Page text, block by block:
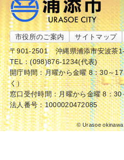
市役所のご案内 サイトマップ
〒901-2501
沖縄県浦添市安波茶
TEL：(098)876-1234(代表)
開庁時間：月曜から金曜 8：30～
く）
窓口受付時間：月曜から金曜 8：
法人番号：1000020472085
© Urasoe